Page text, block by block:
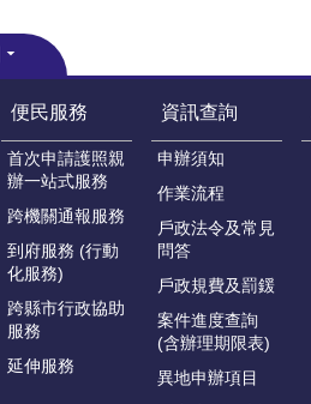
便民服務
首次申請護照親
辦一站式服務
跨機關通報服務
到府服務 (行動
化服務)
跨縣市行政協助
服務
延伸服務
資訊查詢
申辦須知
作業流程
戶政法令及常見
問答
戶政規費及罰鍰
案件進度查詢
(含辦理期限表)
異地申辦項目